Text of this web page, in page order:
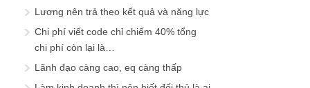
Lương nên trả theo kết quả và năng lực
Chi phí viết code chỉ chiếm 40% tổng
chi phí còn lại là…
Lãnh đạo càng cao, eq càng thấp